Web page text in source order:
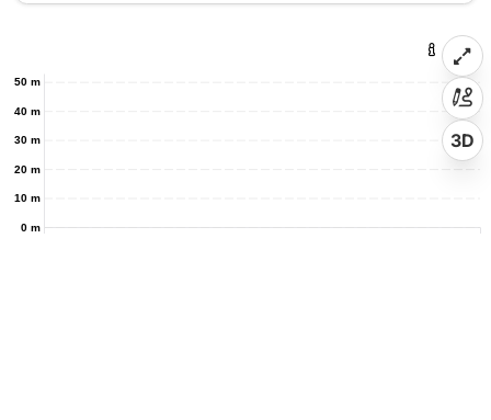
0 m
10 m
20 m
30 m
40 m
50 m
3D